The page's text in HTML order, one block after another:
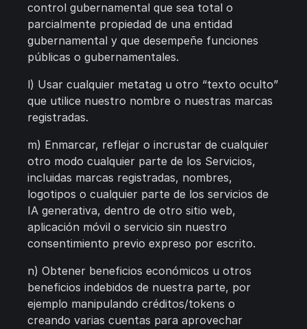
control gubernamental que sea total o
parcialmente propiedad de una entidad
gubernamental y que desempeñe funciones
públicas o gubernamentales.
l) Usar cualquier metatag u otro “texto oculto”
que utilice nuestro nombre o nuestras marcas
registradas.
m) Enmarcar, reflejar o incrustar de cualquier
otro modo cualquier parte de los Servicios,
incluidas marcas registradas, nombres,
logotipos o cualquier parte de los servicios de
IA generativa, dentro de otro sitio web,
aplicación móvil o servicio sin nuestro
consentimiento previo expreso por escrito.
n) Obtener beneficios económicos u otros
beneficios indebidos de nuestra parte, por
ejemplo manipulando créditos/tokens o
creando varias cuentas para aprovechar